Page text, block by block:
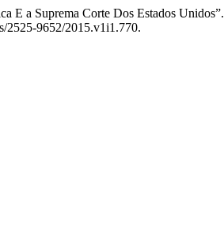
E a Suprema Corte Dos Estados Unidos”.
2525-9652/2015.v1i1.770.